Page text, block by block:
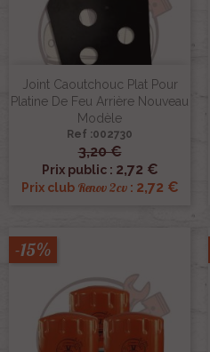
Joint Caoutchouc Plat Pour
Platine De Feu Arrière Nouveau
Modèle
Ref :002730
3,20 €
Prix public : 2,72 €
Prix club Renov 2cv: 2,72 €
-15%